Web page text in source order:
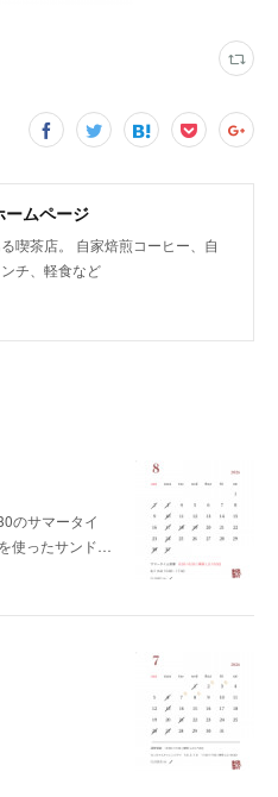
ームページ
喫茶店。 自家焙煎コーヒー、自
チ、軽食など
のサマータイ
使ったサンド…